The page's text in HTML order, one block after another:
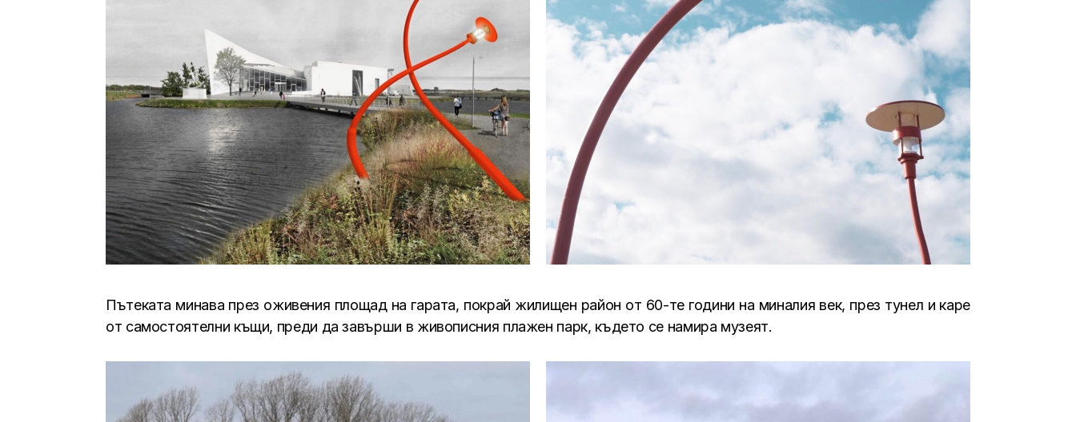
Пътеката минава през оживения площад на гарата, покрай жилищен район от 60-те години на миналия век, през тунел и каре
от самостоятелни къщи, преди да завърши в живописния плажен парк, където се намира музеят.